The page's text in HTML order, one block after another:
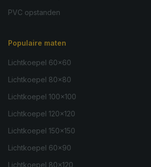
PVC opstanden
Populaire maten
Lichtkoepel 60×60
Lichtkoepel 80×80
Lichtkoepel 100×100
Lichtkoepel 120×120
Lichtkoepel 150×150
Lichtkoepel 60×90
Lichtkoepel 80×120